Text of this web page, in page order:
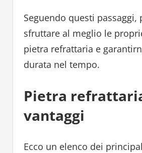
Seguendo questi passaggi,
sfruttare al meglio le
pietra refrattaria e
durata nel tempo.
Pietra
vantaggi
Ecco un elenco dei